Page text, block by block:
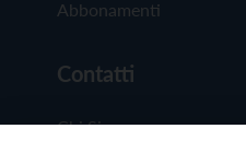
Abbonamenti
Contatti
Chi Siamo